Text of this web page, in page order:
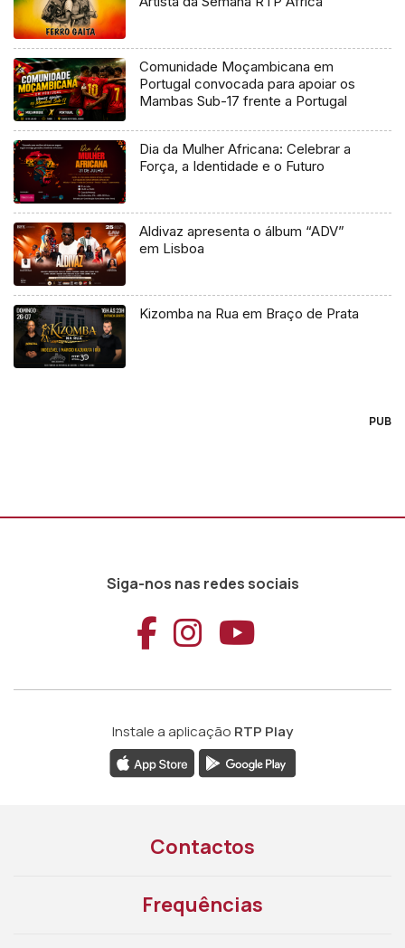
Comunidade Moçambicana em
Portugal convocada para apoiar os
Mambas Sub-17 frente a Portugal
Dia da Mulher Africana: Celebrar a
Força, a Identidade e o Futuro
Aldivaz apresenta o álbum “ADV”
em Lisboa
Kizomba na Rua em Braço de Prata
PUB
Siga-nos nas redes sociais
Aceder ao
Aceder ao
Aceder
Instale a aplicação RTP Play
Contactos
Frequências